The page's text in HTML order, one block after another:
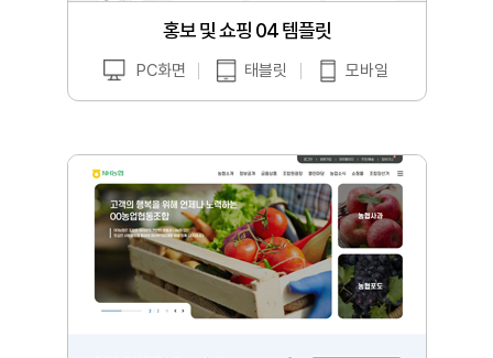
홍보 및 쇼핑 04 템플릿
PC화면 태블릿 모바일